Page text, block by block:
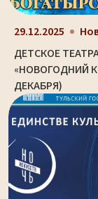
29.12.2025
ДЕТСКОЕ
«НОВОГОДНИЙ
ДЕКАБРЯ)